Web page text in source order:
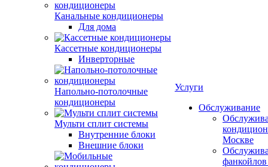
Канальные кондиционеры
Для дома
Кассетные кондиционеры
Инверторные
Напольно-потолочные
кондиционеры
Мульти сплит системы
Внутренние блоки
Внешние блоки
Услуги
Обслуживание
Москве